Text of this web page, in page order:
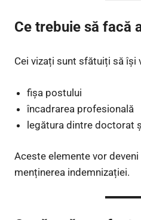
Ce trebuie să facă
Cei vizați sunt sfătuiți să își
fișa postului
încadrarea profesională
legătura dintre doctorat
Aceste elemente vor
menținerea indemnizației.